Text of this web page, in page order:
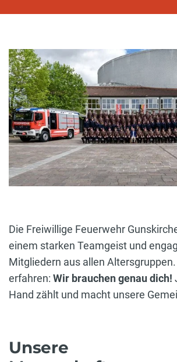
Die Freiwillige Feuerwehr
einem starken Teamgeist und
Mitgliedern aus allen
erfahren: Wir brauchen genau dich!
Hand zählt und macht unsere
Unsere